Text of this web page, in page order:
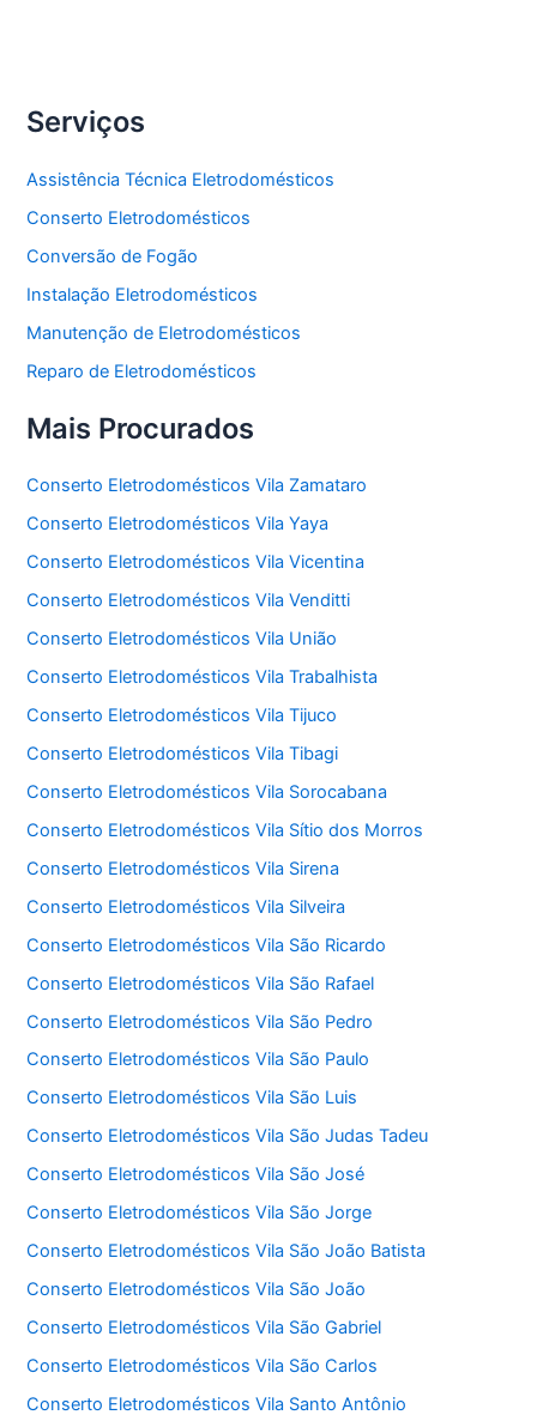
Serviços
Assistência Técnica Eletrodomésticos
Conserto Eletrodomésticos
Conversão de Fogão
Instalação Eletrodomésticos
Manutenção de Eletrodomésticos
Reparo de Eletrodomésticos
Mais Procurados
Conserto Eletrodomésticos Vila Zamataro
Conserto Eletrodomésticos Vila Yaya
Conserto Eletrodomésticos Vila Vicentina
Conserto Eletrodomésticos Vila Venditti
Conserto Eletrodomésticos Vila União
Conserto Eletrodomésticos Vila Trabalhista
Conserto Eletrodomésticos Vila Tijuco
Conserto Eletrodomésticos Vila Tibagi
Conserto Eletrodomésticos Vila Sorocabana
Conserto Eletrodomésticos Vila Sítio dos Morros
Conserto Eletrodomésticos Vila Sirena
Conserto Eletrodomésticos Vila Silveira
Conserto Eletrodomésticos Vila São Ricardo
Conserto Eletrodomésticos Vila São Rafael
Conserto Eletrodomésticos Vila São Pedro
Conserto Eletrodomésticos Vila São Paulo
Conserto Eletrodomésticos Vila São Luis
Conserto Eletrodomésticos Vila São Judas Tadeu
Conserto Eletrodomésticos Vila São José
Conserto Eletrodomésticos Vila São Jorge
Conserto Eletrodomésticos Vila São João Batista
Conserto Eletrodomésticos Vila São João
Conserto Eletrodomésticos Vila São Gabriel
Conserto Eletrodomésticos Vila São Carlos
Conserto Eletrodomésticos Vila Santo Antônio